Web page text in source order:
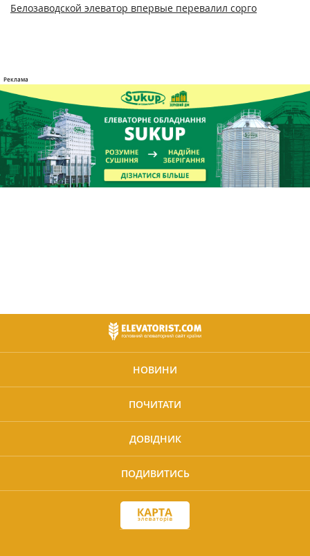
Белозаводской элеватор впервые перевалил сорго
НОВИНИ
ПОЧИТАТИ
ДОВІДНИК
ПОДИВИТИСЬ